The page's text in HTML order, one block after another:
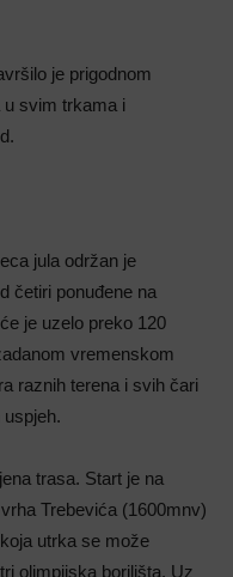
je prigodnom
u svim trkama i
jula održan je
četiri ponuđene na
je uzelo preko 120
vremenskom
raznih terena i svih čari
trasa. Start je na
Trebevića (1600mnv)
utrka se može
olimpijska borilišta. Uz